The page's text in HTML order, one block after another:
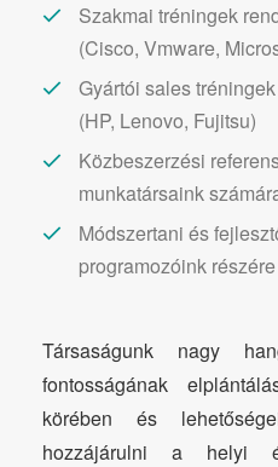
Szakmai tréningek
(Cisco, Vmware,
Gyártói sales
(HP, Lenovo, Fujitsu)
Közbeszerzési
munkatársaink
Módszertani és
programozóink részére
Társaságunk nagy
fontosságának
körében és
hozzájárulni a helyi